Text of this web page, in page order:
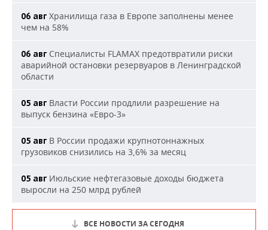
06 авг Хранилища газа в Европе заполнены менее
чем на 58%
06 авг Специалисты FLAMAX предотвратили риски
аварийной остановки резервуаров в Ленинградской
области
05 авг Власти России продлили разрешение на
выпуск бензина «Евро-3»
05 авг В России продажи крупнотоннажных
грузовиков снизились на 3,6% за месяц
05 авг Июльские нефтегазовые доходы бюджета
выросли на 250 млрд рублей
ВСЕ НОВОСТИ ЗА СЕГОДНЯ